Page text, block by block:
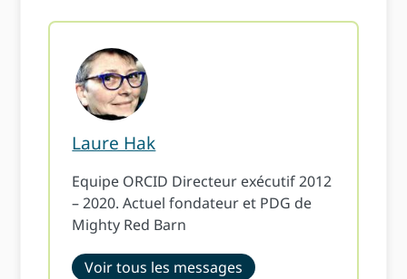
Laure Hak
Equipe ORCID Directeur exécutif 2012
– 2020. Actuel fondateur et PDG de
Mighty Red Barn
Voir tous les messages